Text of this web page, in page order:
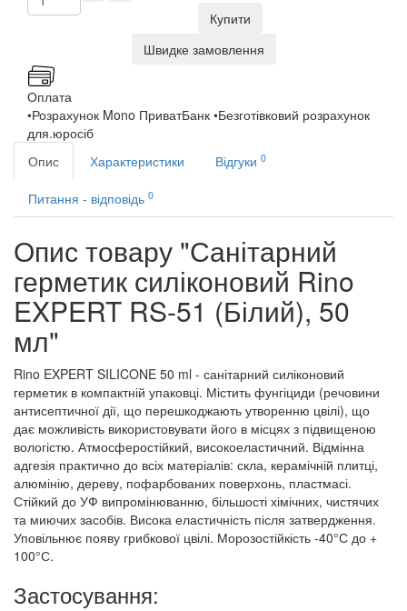
Купити
Швидке замовлення
Оплата
•Розрахунок Mono ПриватБанк •Безготівковий розрахунок
для.юросіб
Опис
Характеристики Відгуки 0
Питання - відповідь 0
Опис товару "Санітарний
герметик силіконовий Rino
EXPERT RS-51 (Білий), 50
мл"
Rino EXPERT SILICONE 50 ml - санітарний силіконовий
герметик в компактній упаковці. Містить фунгіциди (речовини
антисептичної дії, що перешкоджають утворенню цвілі), що
дає можливість використовувати його в місцях з підвищеною
вологістю. Атмосферостійкий, високоеластичний. Відмінна
адгезія практично до всіх матеріалів: скла, керамічній плитці,
алюмінію, дереву, пофарбованих поверхонь, пластмасі.
Стійкий до УФ випромінюванню, більшості хімічних, чистячих
та миючих засобів. Висока еластичність після затвердження.
Уповільнює появу грибкової цвілі. Морозостійкість -40°С до +
100°С.
Застосування: